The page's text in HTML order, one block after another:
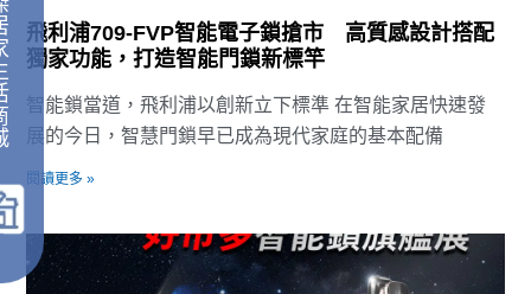
飛利浦709-FVP智能電子鎖搶市 高質感設計搭配
獨家功能，打造智能門鎖新標竿
智能鎖當道，飛利浦以創新立下標準 在智能家居快速發
展的今日，智慧門鎖早已成為現代家庭的基本配備
閱讀更多 »